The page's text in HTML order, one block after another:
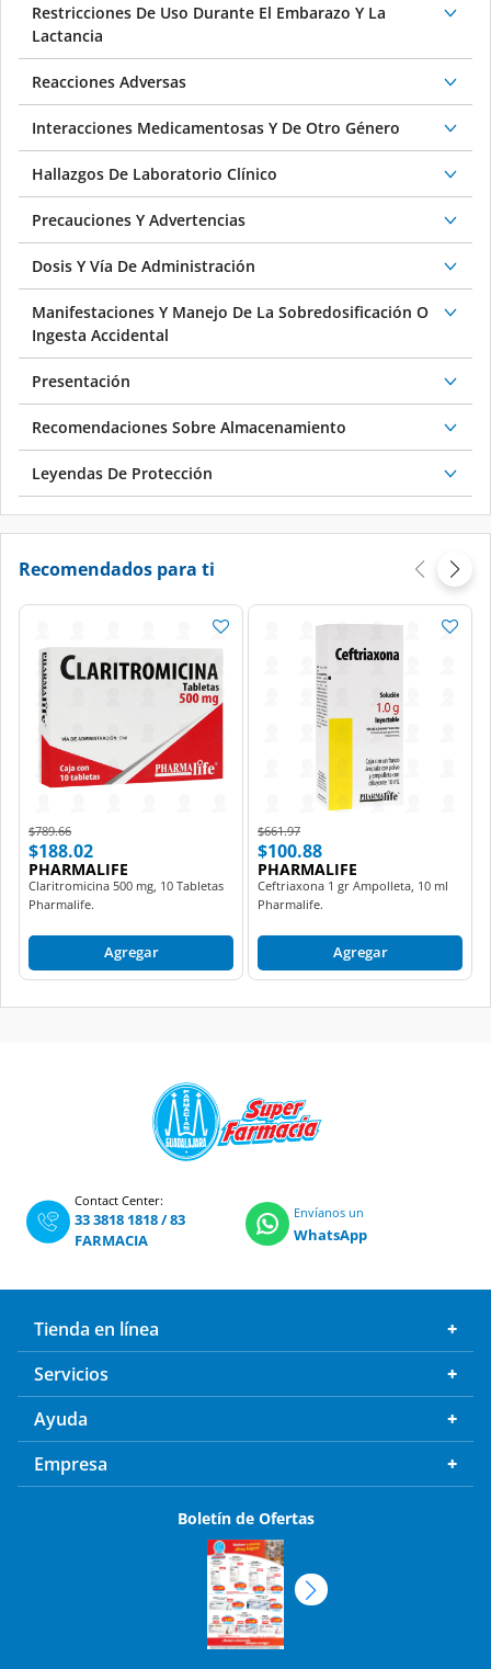
Restricciones De Uso Durante El Embarazo Y La
Lactancia
Reacciones Adversas
Interacciones Medicamentosas Y De Otro Género
Hallazgos De Laboratorio Clínico
Precauciones Y Advertencias
Dosis Y Vía De Administración
Manifestaciones Y Manejo De La Sobredosificación O
Ingesta Accidental
Presentación
Recomendaciones Sobre Almacenamiento
Leyendas De Protección
Recomendados para ti
Price reduced from
$789.66to
$188.02
PHARMALIFE
Claritromicina 500 mg, 10 Tabletas
Pharmalife.
Agregar
Price reduced from
$661.97to
$100.88
PHARMALIFE
Ceftriaxona 1 gr Ampolleta, 10 ml
Pharmalife.
Agregar
Contact Center:
33 3818 1818/83
FARMACIA
Envíanos un
WhatsApp
Tienda en línea
Servicios
Ayuda
Empresa
Boletín de Ofertas